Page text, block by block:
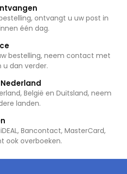
ontvangt u uw post in
één dag.
bestelling, neem contact met
u dan verder.
België en Duitsland, neem
landen.
Bancontact, MasterCard,
ook overboeken.